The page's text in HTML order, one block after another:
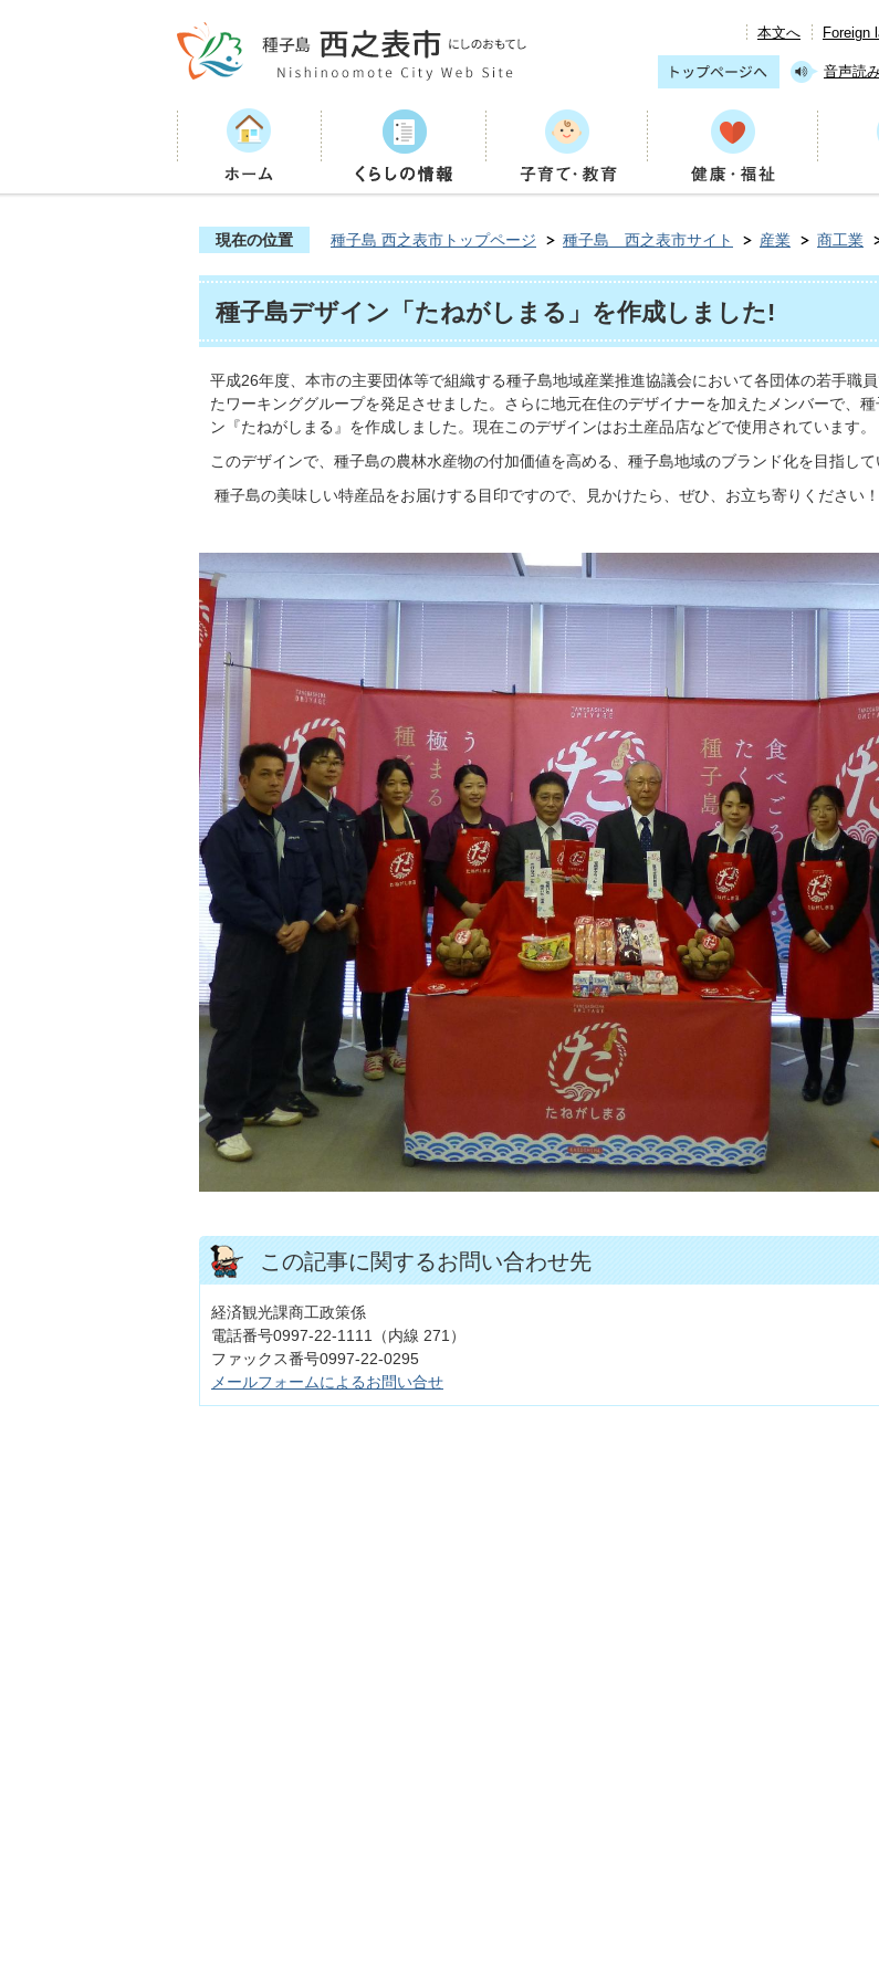
本文へ Foreign
音声読
現在の位置 種子島 西之表市トップページ 種子島 西之表市サイト 産業 商工業
種子島デザイン「たねがしまる」を作成しました!
平成26年度、本市の主要団体等で組織する種子島地域産業推進協議会において各団体の若手職
たワーキンググループを発足させました。さらに地元在住のデザイナーを加えたメンバーで、種
ン『たねがしまる』を作成しました。現在このデザインはお土産品店などで使用されています。
このデザインで、種子島の農林水産物の付加価値を高める、種子島地域のブランド化を目指して
種子島の美味しい特産品をお届けする目印ですので、見かけたら、ぜひ、お立ち寄りください！
この記事に関するお問い合わせ先
経済観光課商工政策係
電話番号0997-22-1111（内線 271）
ファックス番号0997-22-0295
メールフォームによるお問い合せ